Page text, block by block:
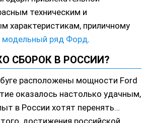
техническим и
характеристикам, приличному
модельный ряд Форд.
СБОРОК В РОССИИ?
расположены мощности Ford
оказалось настолько удачным,
в России хотят перенять…
достижения российской